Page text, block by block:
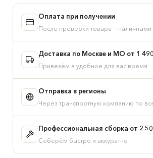
КУЛЛЕН
КАСТОР
длинная
шестью
Сонома
Оплата при получении
После проверки товара — наличными
Доставка по Москве и МО от 1
Привезём в удобное для вас время
Отправка в регионы
Через транспортную компанию по
Профессиональная сборка от 2
Соберём быстро и аккуратно